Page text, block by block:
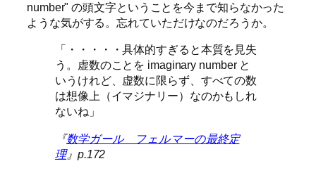
number" の頭文字ということを今まで知らなかった
ような気がする。忘れていただけなのだろうか。
「・・・・・具体的すぎると本質を見失
う。虚数のことを imaginary number と
いうけれど、虚数に限らず、すべての数
は想像上（イマジナリー）なのかもしれ
ないね」
『数学ガール フェルマーの最終定
理』p.172